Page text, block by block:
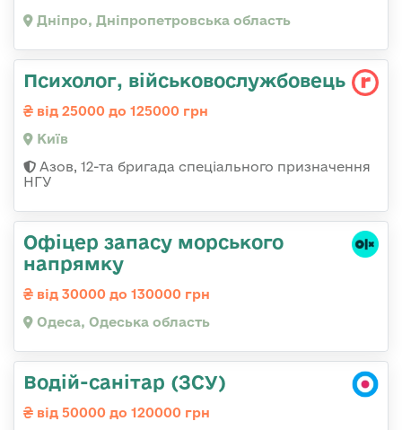
Дніпро, Дніпропетровська область
Психолог, військовослужбовець
від 25000 до 125000 грн
Київ
Азов, 12-та бригада спеціального призначення
НГУ
Офіцер запасу морського
напрямку
від 30000 до 130000 грн
Одеса, Одеська область
Водій-санітар (ЗСУ)
від 50000 до 120000 грн